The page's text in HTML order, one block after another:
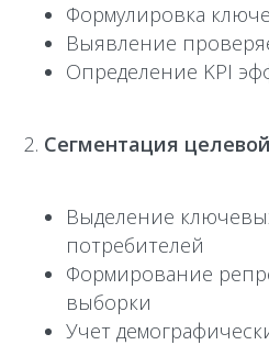
Формулировка
Выявление
Определение KPI
Сегментация
Выделение
потребителей
Формирование
выборки
Учет